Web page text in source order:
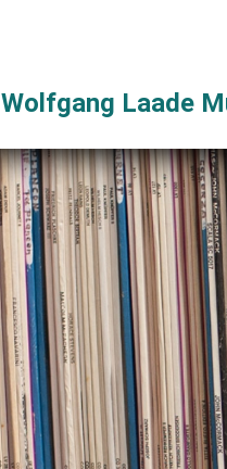
Wolfgang Laade